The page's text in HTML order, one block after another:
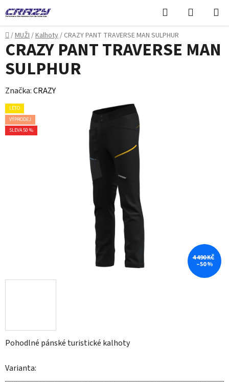
na
obsah
Hledat
KOŠÍK
Domů
/MUŽI/Kalhoty/ CRAZY PANT TRAVERSE MAN SULPHUR
Pohodlné pánské turistické kalhoty
Varianta:
CRAZY PANT TRAVERSE MAN
SULPHUR
Značka:CRAZY
LÉTO
VÝPRODEJ
SLEVA 50 %
4 490 KČ
–50 %